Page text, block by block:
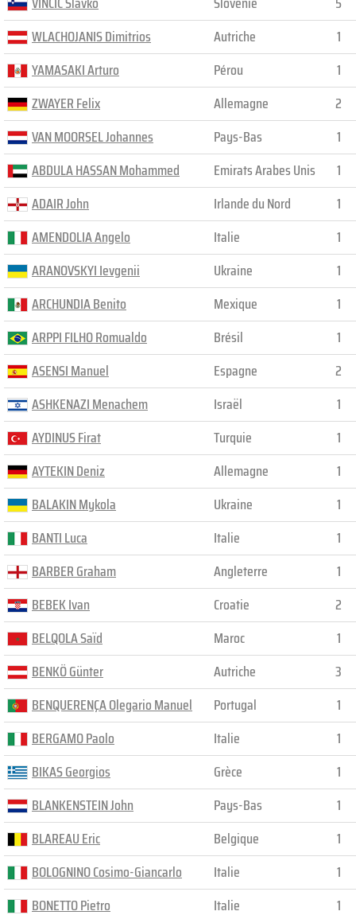
WLACHOJANIS Dimitrios
YAMASAKI Arturo
ZWAYER Felix
VAN MOORSEL Johannes
ABDULA HASSAN Mohammed
ADAIR John
AMENDOLIA Angelo
ARANOVSKYI Ievgenii
ARCHUNDIA Benito
ARPPI FILHO Romualdo
ASENSI Manuel
ASHKENAZI Menachem
AYDINUS Firat
AYTEKIN Deniz
BALAKIN Mykola
BANTI Luca
BARBER Graham
BEBEK Ivan
BELQOLA Saïd
BENKÖ Günter
BENQUERENÇA Olegario Manuel
BERGAMO Paolo
BIKAS Georgios
BLANKENSTEIN John
BLAREAU Eric
BOLOGNINO Cosimo-Giancarlo
BONETTO Pietro
Autriche
1
Pérou
1
Allemagne
2
Pays-Bas
1
Emirats Arabes Unis
1
Irlande du Nord
1
Italie
1
Ukraine
1
Mexique
1
Brésil
1
Espagne
2
Israël
1
Turquie
1
Allemagne
1
Ukraine
1
Italie
1
Angleterre
1
Croatie
2
Maroc
1
Autriche
3
Portugal
1
Italie
1
Grèce
1
Pays-Bas
1
Belgique
1
Italie
1
Italie
1